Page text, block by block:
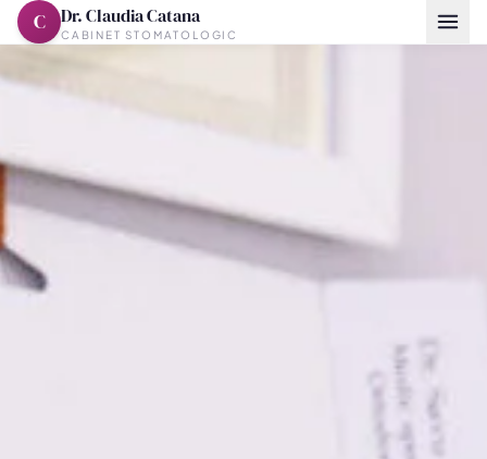
C Dr. Claudia Catana
CABINET STOMATOLOGIC